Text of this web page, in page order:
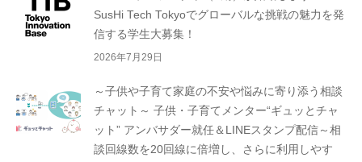
SusHi Tech Tokyoでグローバルな挑戦の魅力を発
信する学生大募集！
2026年7月29日
～子供や子育て家庭の不安や悩みに寄り添う相談
チャット～ 子供・子育てメンター“ギュッとチャ
ット” アンバサダー就任＆LINEスタンプ配信～相
談回線数を20回線に倍増し、さらに利用しやす